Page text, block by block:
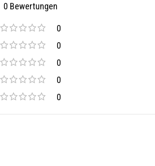
0 Bewertungen
0
0
0
0
0